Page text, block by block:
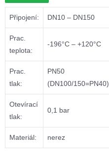
Připojení: DN10 – DN150
Prac.
teplota:
-196°C – +120°C
Prac.
tlak:
PN50
(DN100/150=PN40)
Otevírací
tlak:
0,1 bar
Materiál: nerez